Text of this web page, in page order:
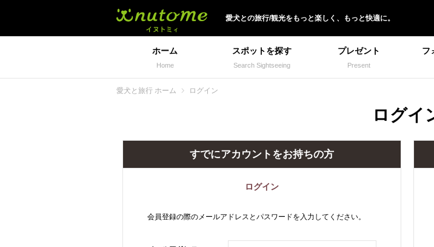
愛犬との旅行/観光をもっと楽しく、 もっと快適に。
ホーム
Home
スポットを探す
Search Sightseeing
プレゼント
Present
フ
愛犬と旅行 ホーム ログイン
ログイ
すでにアカウントをお持ちの方
ログイン
会員登録の際のメールアドレスとパスワードを入力してください。